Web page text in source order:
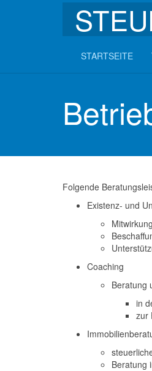
STARTSEITE
Folgende
Existenz- und
Coaching
Beratung
in
zur
Beratung